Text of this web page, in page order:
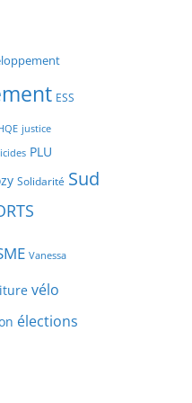
ESS
justice
PLU
Solidarité Sud
Vanessa
vélo
élections